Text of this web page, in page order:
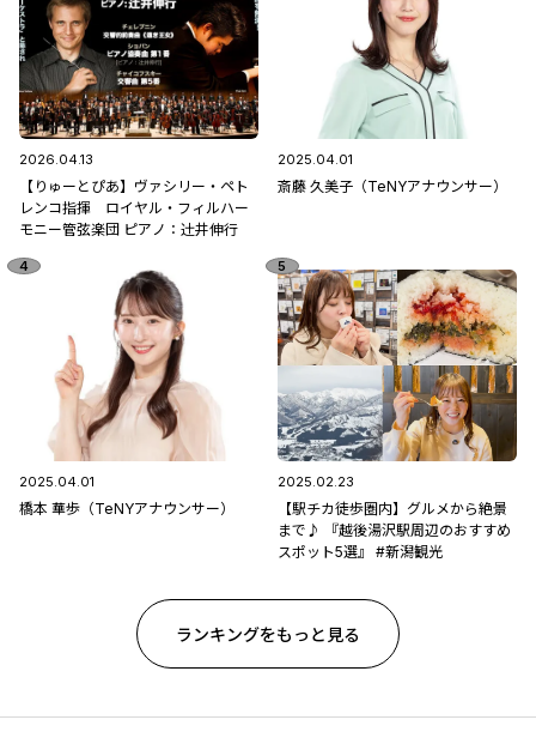
2026.04.13
【りゅーとぴあ】ヴァシリー・ペト
レンコ指揮 ロイヤル・フィルハー
モニー管弦楽団 ピアノ：辻󠄀井伸行
2025.04.01
斎藤 久美子（TeNYアナウンサー）
2025.04.01
橋本 華歩（TeNYアナウンサー）
2025.02.23
【駅チカ徒歩圏内】グルメから絶景
まで♪ 『越後湯沢駅周辺のおすすめ
スポット5選』 #新潟観光
ランキングをもっと見る